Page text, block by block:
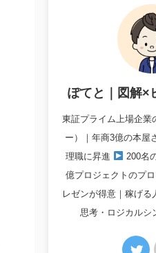
ぽてと｜図解×
東証プライム上場企業
ー）｜年商3億の本屋
理職に昇進
200名
億プロジェクトのプ
レゼンが得意｜稼げる
思考・ロジカルシ